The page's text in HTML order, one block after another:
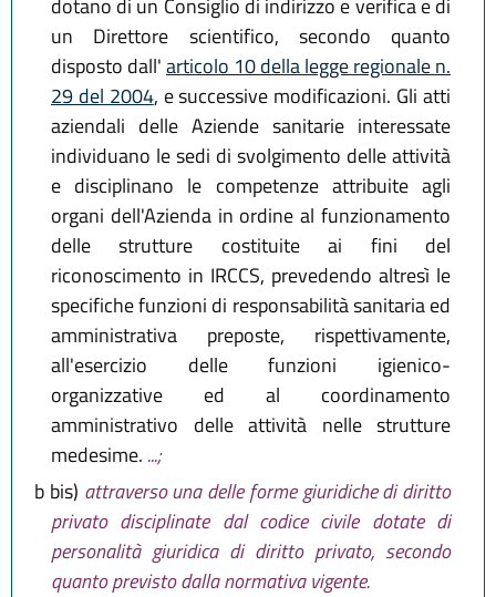
dotano di un Consiglio di indirizzo e verifica e di
un Direttore scientifico, secondo quanto
disposto dall'articolo 10 della legge regionale n.
29 del 2004, e successive modificazioni. Gli atti
aziendali delle Aziende sanitarie interessate
individuano le sedi di svolgimento delle attività
e disciplinano le competenze attribuite agli
organi dell'Azienda in ordine al funzionamento
delle strutture costituite ai fini del
riconoscimento in IRCCS, prevedendo altresì le
specifiche funzioni di responsabilità sanitaria ed
amministrativa preposte, rispettivamente,
all'esercizio delle funzioni igienico-
organizzative ed al coordinamento
amministrativo delle attività nelle strutture
medesime. ...;
b bis) attraverso una delle forme giuridiche di diritto
privato disciplinate dal codice civile dotate di
personalità giuridica di diritto privato, secondo
quanto previsto dalla normativa vigente.